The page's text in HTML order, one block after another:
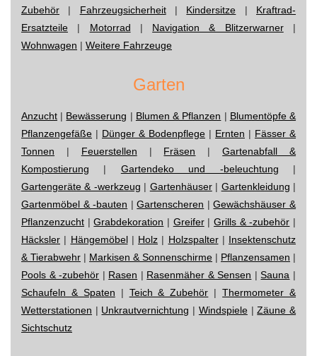
Zubehör | Fahrzeugsicherheit| Kindersitze | Kraftrad-
Ersatzteile | Motorrad | Navigation & Blitzerwarner|
Wohnwagen | Weitere Fahrzeuge
Garten
Anzucht | Bewässerung | Blumen & Pflanzen | Blumentöpfe &
Pflanzengefäße | Dünger & Bodenpflege | Ernten | Fässer &
Tonnen | Feuerstellen | Fräsen |Gartenabfall &
Kompostierung | Gartendeko und -beleuchtung |
Gartengeräte & -werkzeug | Gartenhäuser| Gartenkleidung |
Gartenmöbel & -bauten |Gartenscheren |Gewächshäuser &
Pflanzenzucht |Grabdekoration | Greifer|Grills & -zubehör |
Häcksler | Hängemöbel| Holz | Holzspalter| Insektenschutz
& Tierabwehr | Markisen & Sonnenschirme | Pflanzensamen |
Pools & -zubehör | Rasen | Rasenmäher & Sensen |Sauna |
Schaufeln & Spaten | Teich & Zubehör |Thermometer &
Wetterstationen | Unkrautvernichtung | Windspiele|Zäune &
Sichtschutz